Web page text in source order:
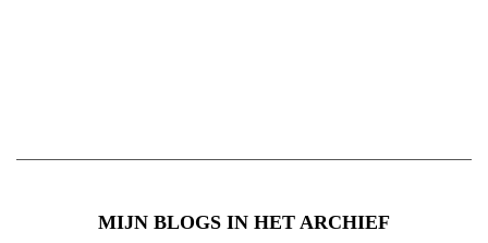
MIJN BLOGS IN HET ARCHIEF